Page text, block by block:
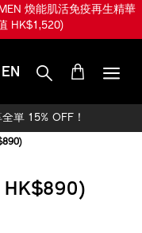
煥能肌活免疫再生精華
HK$1,520)
EN
單 15% OFF！
HK$890)